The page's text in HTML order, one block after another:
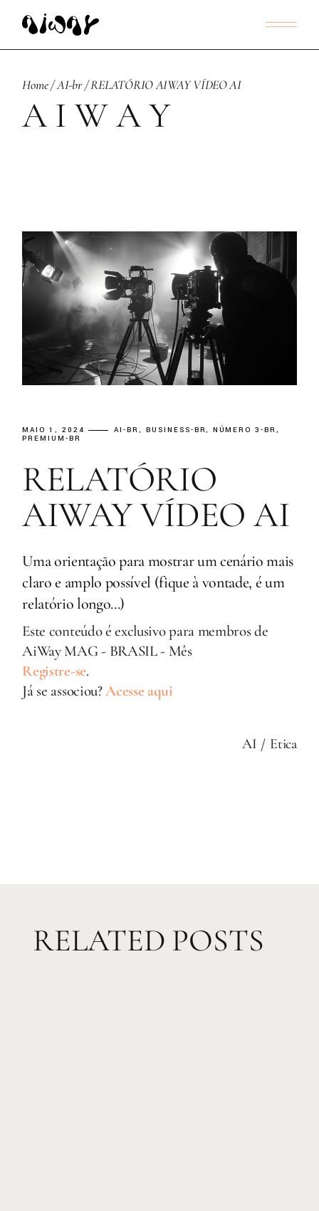
Home AI-br RELATÓRIO AIWAY VÍDEO AI
A I W A Y
MAIO 1, 2024 AI-BR BUSINESS-BR
NÚMERO 3-BR
PREMIUM-BR
RELATÓRIO
AIWAY VÍDEO AI
Uma orientação para mostrar um cenário mais
claro e amplo possível (fique à vontade, é um
relatório longo...)
Este conteúdo é exclusivo para membros de
AiWay MAG - BRASIL - Mês
Registre-se.
Já se associou?Acesse aqui
AI Etica
RELATED POSTS